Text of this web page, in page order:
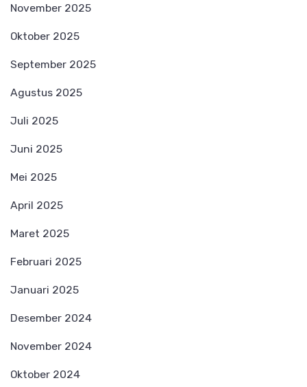
November 2025
Oktober 2025
September 2025
Agustus 2025
Juli 2025
Juni 2025
Mei 2025
April 2025
Maret 2025
Februari 2025
Januari 2025
Desember 2024
November 2024
Oktober 2024